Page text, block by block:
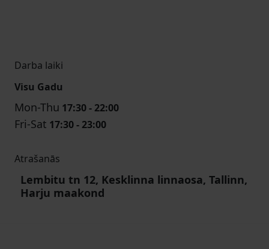
Darba laiki
Visu Gadu
Mon-Thu 17:30 - 22:00
Fri-Sat 17:30 - 23:00
Atrašanās
Lembitu tn 12, Kesklinna linnaosa, Tallinn,
Harju maakond